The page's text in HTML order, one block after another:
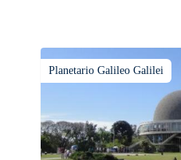
Planetario Galileo Galilei